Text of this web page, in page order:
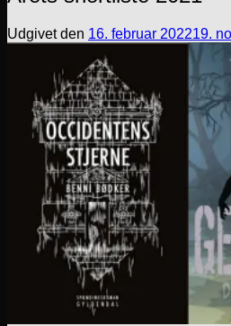
Udgivet den 16. februar 202219.